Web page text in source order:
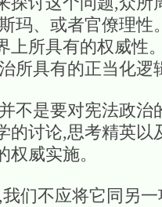
玛、或者官僚理
上所具有的权威性
所具有的正当化逻
不是要对宪法政
的讨论,思考精英
威实施。
们不应将它同另